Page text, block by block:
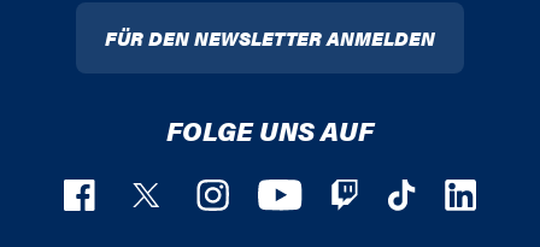
FÜR DEN NEWSLETTER ANMELDEN
FOLGE UNS AUF